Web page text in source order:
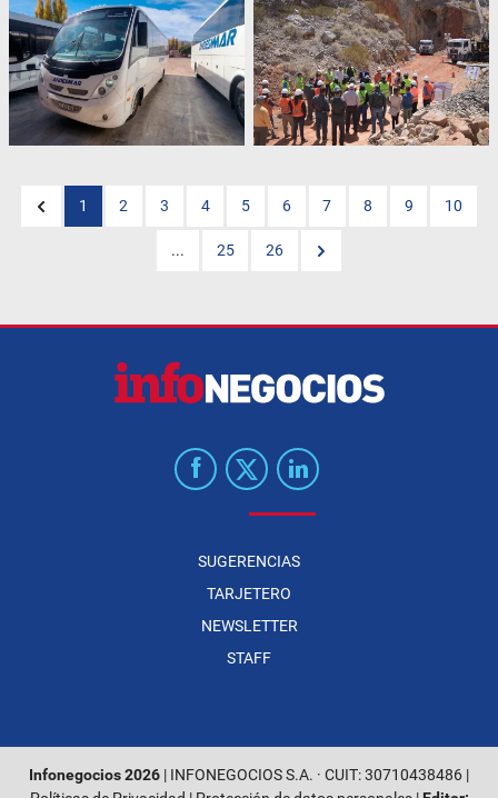
1 2 3 4 5 6 7 8 9 10
... 25 26
SUGERENCIAS
TARJETERO
NEWSLETTER
STAFF
Infonegocios 2026 | INFONEGOCIOS S.A. · CUIT: 30710438486 |